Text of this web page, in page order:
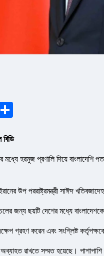
Email
হরমুজ প্রণালি দিয়ে বাংলাদেশি
উপ পররাষ্ট্রমন্ত্রী সাঈদ
জন্য ছয়টি দেশের মধ্যে
গ্রহণ করেন এবং সংশ্লিষ্ট
রাখতে সম্মত হয়েছে। পাশাপাশি